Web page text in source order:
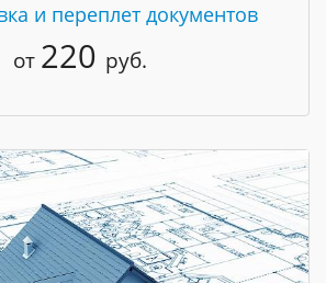
и переплет документов
от 220 руб.